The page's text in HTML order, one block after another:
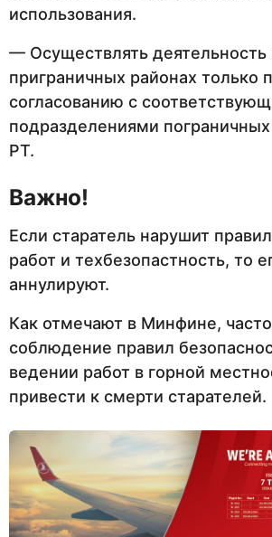
использования.
— Осуществлять деятельность
приграничных районах только
согласованию с
подразделениями
РТ.
Важно!
Если старатель нарушит
работ и техбезопастность, то
аннулируют.
Как отмечают в Минфине,
соблюдение правил
ведении работ в горной
привести к смерти старателей.